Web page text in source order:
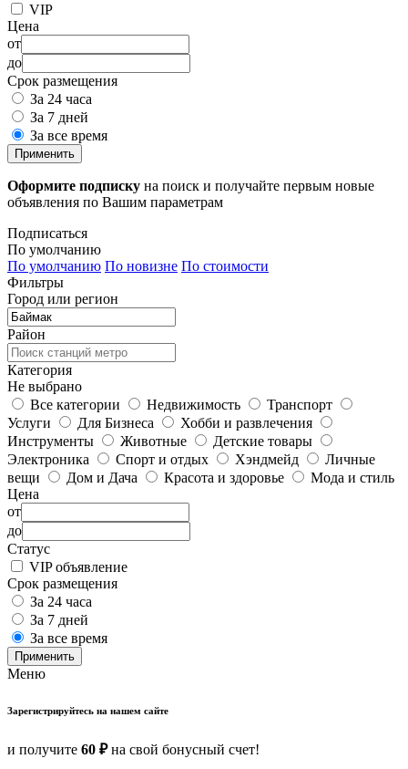
VIP
Цена
от
до
Срок размещения
За 24 часа
За 7 дней
За все время
Применить
Оформите подписку на поиск и получайте первым новые
объявления по Вашим параметрам
Подписаться
По умолчанию
По умолчанию По новизне По стоимости
Фильтры
Город или регион
Район
Категория
Не выбрано
Все категории
Недвижимость
Транспорт
Услуги
Для Бизнеса
Хобби и развлечения
Инструменты
Животные
Детские товары
Электроника
Спорт и отдых Хэндмейд
Личные
вещи
Дом и Дача Красота и здоровье
Мода и стиль
Цена
от
до
Статус
VIP объявление
Срок размещения
За 24 часа
За 7 дней
За все время
Применить
Меню
Зарегистрируйтесь на нашем сайте
и получите 60 ₽на свой бонусный счет!